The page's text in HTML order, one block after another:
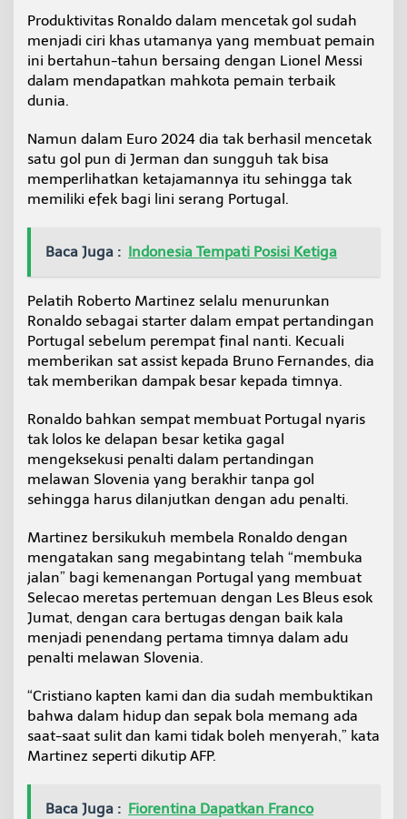
Produktivitas Ronaldo dalam mencetak gol sudah
menjadi ciri khas utamanya yang membuat pemain
ini bertahun-tahun bersaing dengan Lionel Messi
dalam mendapatkan mahkota pemain terbaik
dunia.
Namun dalam Euro 2024 dia tak berhasil mencetak
satu gol pun di Jerman dan sungguh tak bisa
memperlihatkan ketajamannya itu sehingga tak
memiliki efek bagi lini serang Portugal.
Baca Juga : Indonesia Tempati Posisi Ketiga
Pelatih Roberto Martinez selalu menurunkan
Ronaldo sebagai starter dalam empat pertandingan
Portugal sebelum perempat final nanti. Kecuali
memberikan sat assist kepada Bruno Fernandes, dia
tak memberikan dampak besar kepada timnya.
Ronaldo bahkan sempat membuat Portugal nyaris
tak lolos ke delapan besar ketika gagal
mengeksekusi penalti dalam pertandingan
melawan Slovenia yang berakhir tanpa gol
sehingga harus dilanjutkan dengan adu penalti.
Martinez bersikukuh membela Ronaldo dengan
mengatakan sang megabintang telah “membuka
jalan” bagi kemenangan Portugal yang membuat
Selecao meretas pertemuan dengan Les Bleus esok
Jumat, dengan cara bertugas dengan baik kala
menjadi penendang pertama timnya dalam adu
penalti melawan Slovenia.
“Cristiano kapten kami dan dia sudah membuktikan
bahwa dalam hidup dan sepak bola memang ada
saat-saat sulit dan kami tidak boleh menyerah,” kata
Martinez seperti dikutip AFP.
Baca Juga : Fiorentina Dapatkan Franco